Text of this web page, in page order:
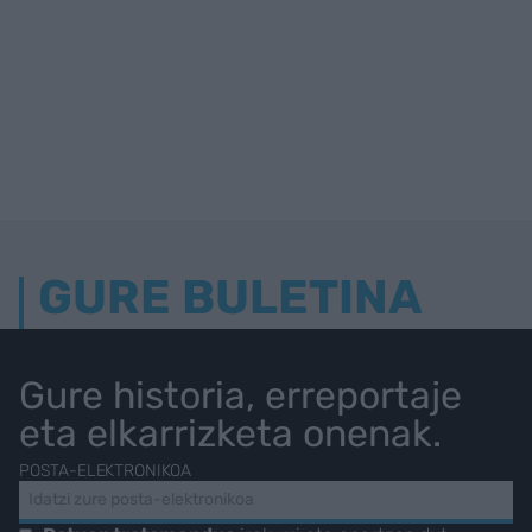
GURE BULETINA
Gure historia, erreportaje
eta elkarrizketa onenak.
POSTA-ELEKTRONIKOA